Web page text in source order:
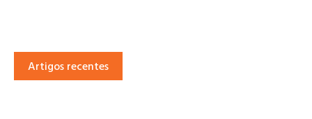
Artigos recentes